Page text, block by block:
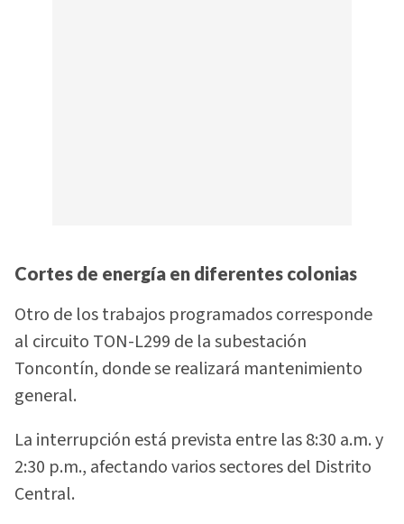
Cortes de energía en diferentes colonias
Otro de los trabajos programados corresponde
al circuito TON-L299 de la subestación
Toncontín, donde se realizará mantenimiento
general.
La interrupción está prevista entre las 8:30 a.m. y
2:30 p.m., afectando varios sectores del Distrito
Central.